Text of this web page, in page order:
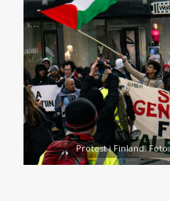
Protest i Finland.